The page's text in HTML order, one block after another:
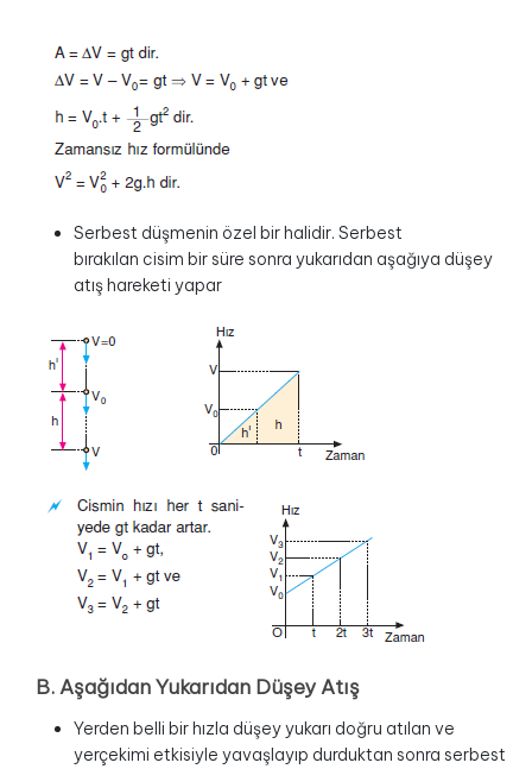
Serbest düşmenin özel bir halidir. Serbest
bırakılan cisim bir süre sonra yukarıdan aşağıya düşey
atış hareketi yapar
B. Aşağıdan Yukarıdan Düşey Atış
Yerden belli bir hızla düşey yukarı doğru atılan ve
yerçekimi etkisiyle yavaşlayıp durduktan sonra serbest